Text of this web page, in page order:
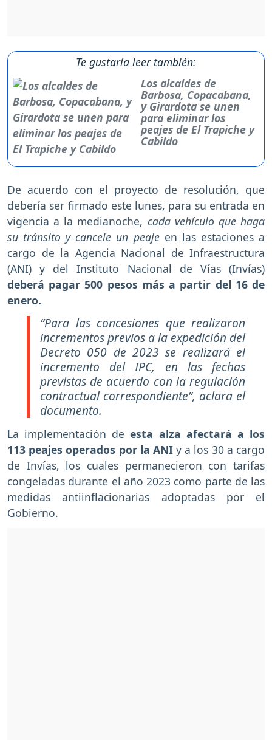
Te gustaría leer también:
Los alcaldes de
Barbosa, Copacabana,
y Girardota se unen
para eliminar los
peajes de El Trapiche y
Cabildo
De acuerdo con el proyecto de resolución, que
debería ser firmado este lunes, para su entrada en
vigencia a la medianoche, cada vehículo que haga
su tránsito y cancele un peaje en las estaciones a
cargo de la Agencia Nacional de Infraestructura
(ANI) y del Instituto Nacional de Vías (Invías)
deberá pagar 500 pesos más a partir del 16 de
enero.
“Para las concesiones que realizaron
incrementos previos a la expedición del
Decreto 050 de 2023 se realizará el
incremento del IPC, en las fechas
previstas de acuerdo con la regulación
contractual correspondiente”, aclara el
documento.
La implementación de esta alza afectará a los
113 peajes operados por la ANIy a los 30 a cargo
de Invías, los cuales permanecieron con tarifas
congeladas durante el año 2023 como parte de las
medidas antiinflacionarias adoptadas por el
Gobierno.